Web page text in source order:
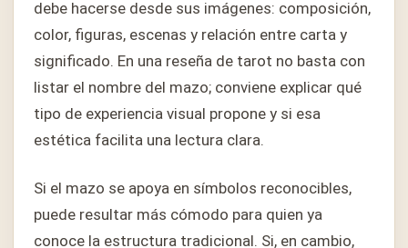
debe hacerse desde sus imágenes: composición,
color, figuras, escenas y relación entre carta y
significado. En una reseña de tarot no basta con
listar el nombre del mazo; conviene explicar qué
tipo de experiencia visual propone y si esa
estética facilita una lectura clara.
Si el mazo se apoya en símbolos reconocibles,
puede resultar más cómodo para quien ya
conoce la estructura tradicional. Si, en cambio,